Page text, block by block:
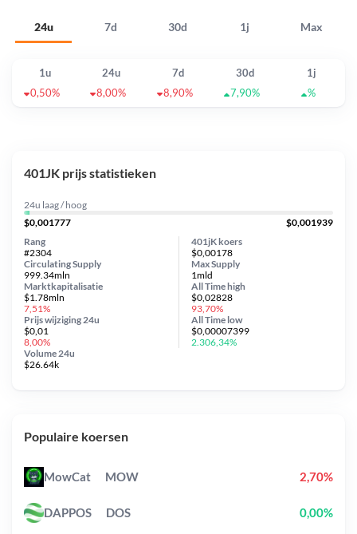
24u 7d 30d 1j Max
1u 24u 7d 30d
1j
0,50%
8,00% 8,90% 7,90% %
401JK prijs statistieken
24u laag / hoog
$0,001777
$0,001939
401jK koers
$0,00178
Circulating Supply
999.34mln
Prijs wijziging 24u
$0,01
8,00%
Max Supply
1mld
Marktkapitalisatie
$1.78mln
7,51%
Volume 24u
$26.64k
Rang
#2304
All Timehigh
$0,02828
93,70%
All Time low
$0,00007399
2.306,34%
Populaire koersen
MowCat MOW 2,70%
DAPPOS DOS 0,00%